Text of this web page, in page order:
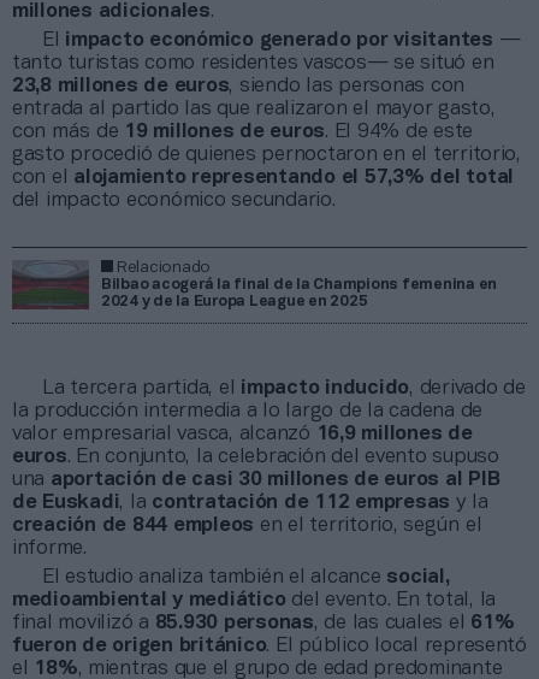
millones adicionales.
El impacto económico generado por visitantes —
tanto turistas como residentes vascos— se situó en
23,8 millones de euros, siendo las personas con
entrada al partido las que realizaron el mayor gasto,
con más de 19 millones de euros. El 94% de este
gasto procedió de quienes pernoctaron en el territorio,
con el alojamiento representando el 57,3% del total
del impacto económico secundario.
Relacionado
Bilbao acogerá la final de la Champions femenina en
2024 y de la Europa League en 2025
La tercera partida, el impacto inducido, derivado de
la producción intermedia a lo largo de la cadena de
valor empresarial vasca, alcanzó 16,9 millones de
euros. En conjunto, la celebración del evento supuso
una aportación de casi 30 millones de euros al PIB
de Euskadi, la contratación de 112 empresas y la
creación de 844 empleos en el territorio, según el
informe.
El estudio analiza también el alcance social,
medioambiental y mediático del evento. En total, la
final movilizó a 85.930 personas, de las cuales el 61%
fueron de origen británico. El público local representó
el
18%, mientras que el grupo de edad predominante